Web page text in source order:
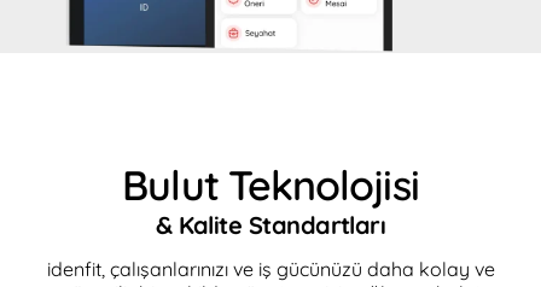
Bulut Teknolojisi
& Kalite Standartları
idenfit, çalışanlarınızı ve iş gücünüzü daha kolay ve